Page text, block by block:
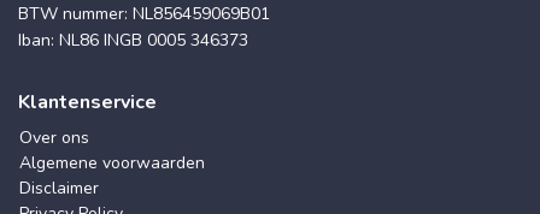
BTW nummer: NL856459069B01
Iban: NL86 INGB 0005 346373
Klantenservice
Over ons
Algemene voorwaarden
Disclaimer